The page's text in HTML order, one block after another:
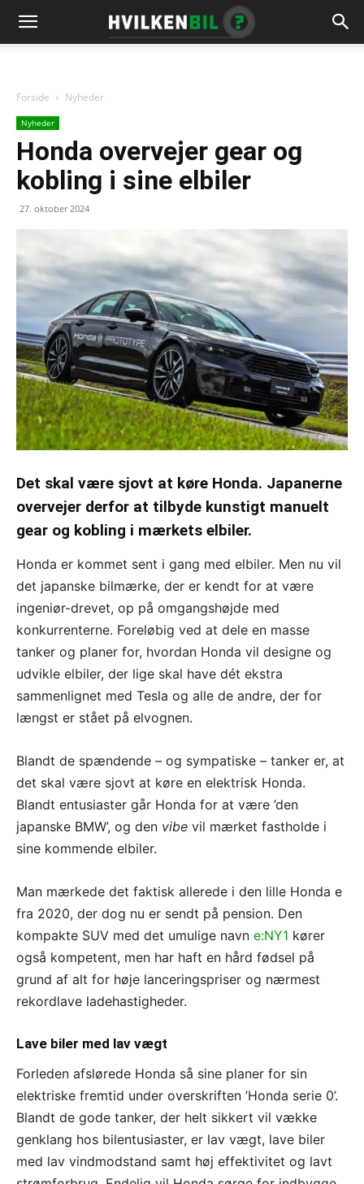
Forside Nyheder
Nyheder
Honda overvejer gear og
kobling i sine elbiler
27. oktober 2024
Det skal være sjovt at køre Honda. Japanerne
overvejer derfor at tilbyde kunstigt manuelt
gear og kobling i mærkets elbiler.
Honda er kommet sent i gang med elbiler. Men nu vil
det japanske bilmærke, der er kendt for at være
ingeniør-drevet, op på omgangshøjde med
konkurrenterne. Foreløbig ved at dele en masse
tanker og planer for, hvordan Honda vil designe og
udvikle elbiler, der lige skal have dét ekstra
sammenlignet med Tesla og alle de andre, der for
længst er stået på elvognen.
Blandt de spændende – og sympatiske – tanker er, at
det skal være sjovt at køre en elektrisk Honda.
Blandt entusiaster går Honda for at være ’den
japanske BMW’, og den vibe vil mærket fastholde i
sine kommende elbiler.
Man mærkede det faktisk allerede i den lille Honda e
fra 2020, der dog nu er sendt på pension. Den
kompakte SUV med det umulige navn e:NY1 kører
også kompetent, men har haft en hård fødsel på
grund af alt for høje lanceringspriser og nærmest
rekordlave ladehastigheder.
Lave biler med lav vægt
Forleden afslørede Honda så sine planer for sin
elektriske fremtid under overskriften ’Honda serie 0’.
Blandt de gode tanker, der helt sikkert vil vække
genklang hos bilentusiaster, er lav vægt, lave biler
med lav vindmodstand samt høj effektivitet og lavt